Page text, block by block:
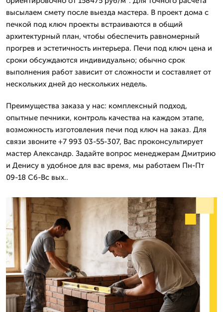
высылаем смету после выезда мастера. В проект дома с
печкой под ключ проекты встраиваются в общий
архитектурный план, чтобы обеспечить равномерный
прогрев и эстетичность интерьера. Печи под ключ цена и
сроки обсуждаются индивидуально; обычно срок
выполнения работ зависит от сложности и составляет от
нескольких дней до нескольких недель.
Преимущества заказа у нас: комплексный подход,
опытные печники, контроль качества на каждом этапе,
возможность изготовления печи под ключ на заказ. Для
связи звоните +7 993 03-55-307, Вас проконсультирует
мастер Александр. Задайте вопрос менеджерам Дмитрию
и Денису в удобное для вас время, мы работаем Пн-Пт
09-18 Сб-Вс вых..